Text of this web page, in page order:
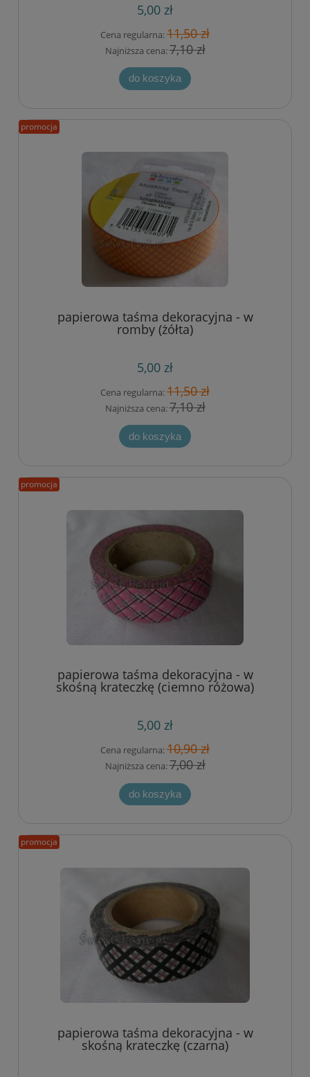
5,00 zł
Cena regularna:11,50 zł
Najniższa cena:7,10 zł
do koszyka
papierowa taśma dekoracyjna - w
romby (żółta)
5,00 zł
Cena regularna:11,50 zł
Najniższa cena:7,10 zł
do koszyka
promocja
papierowa taśma dekoracyjna - w
skośną krateczkę (ciemno różowa)
5,00 zł
Cena regularna:10,90 zł
Najniższa cena:7,00 zł
do koszyka
promocja
papierowa taśma dekoracyjna - w
skośną krateczkę (czarna)
promocja